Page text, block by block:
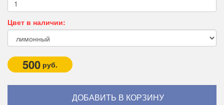
Цвет в наличии:
500 руб.